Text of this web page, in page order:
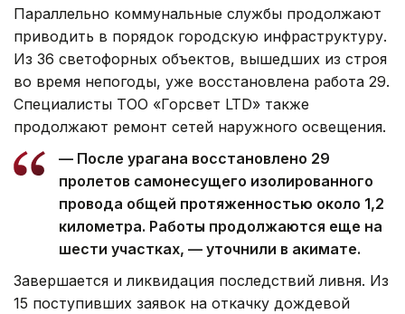
Параллельно коммунальные службы продолжают
приводить в порядок городскую инфраструктуру.
Из 36 светофорных объектов, вышедших из строя
во время непогоды, уже восстановлена работа 29.
Специалисты ТОО «Горсвет LTD» также
продолжают ремонт сетей наружного освещения.
— После урагана восстановлено 29
пролетов самонесущего изолированного
провода общей протяженностью около 1,2
километра. Работы продолжаются еще на
шести участках, — уточнили в акимате.
Завершается и ликвидация последствий ливня. Из
15 поступивших заявок на откачку дождевой